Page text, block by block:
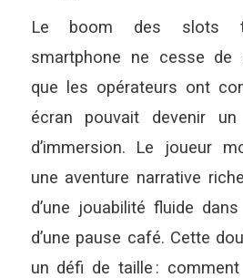
Le boom des slots
smartphone ne cesse de
que les opérateurs ont
écran pouvait devenir
d’immersion. Le joueur
une aventure narrative
d’une jouabilité fluide
d’une pause café. Cette
un défi de taille :